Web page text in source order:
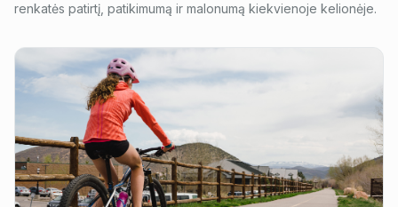
renkatės patirtį, patikimumą ir malonumą kiekvienoje kelionėje.